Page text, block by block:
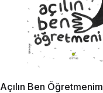
Açılın Ben Öğretmenim